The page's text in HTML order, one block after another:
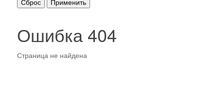
Ошибка 404
Страница не найдена